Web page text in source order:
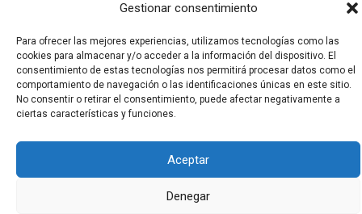
Gestionar consentimiento
Para ofrecer las mejores experiencias, utilizamos tecnologías como las
cookies para almacenar y/o acceder a la información del dispositivo. El
consentimiento de estas tecnologías nos permitirá procesar datos como el
comportamiento de navegación o las identificaciones únicas en este sitio.
No consentir o retirar el consentimiento, puede afectar negativamente a
ciertas características y funciones.
Aceptar
Denegar
Todos los derechos © 2026 El Funerario Digital | Funciona
gracias a Tema Astra para WordPress